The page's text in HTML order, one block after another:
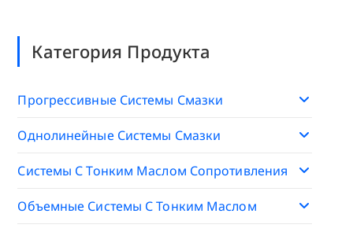
Категория Продукта
Прогрессивные Системы Смазки
Однолинейные Системы Смазки
Системы С Тонким Маслом Сопротивления
Объемные Системы С Тонким Маслом